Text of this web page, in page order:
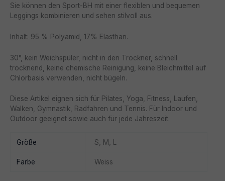
Sie können den Sport-BH mit einer flexiblen und bequemen
Leggings kombinieren und sehen stilvoll aus.
Inhalt: 95 % Polyamid, 17% Elasthan.
30°, kein Weichspüler, nicht in den Trockner, schnell
trocknend, keine chemische Reinigung, keine Bleichmittel auf
Chlorbasis verwenden, nicht bügeln.
Diese Artikel eignen sich für Pilates, Yoga, Fitness, Laufen,
Walken, Gymnastik, Radfahren und Tennis. Für Indoor und
Outdoor geeignet sowie auch für jede Jahreszeit.
Größe S, M, L
Farbe Weiss